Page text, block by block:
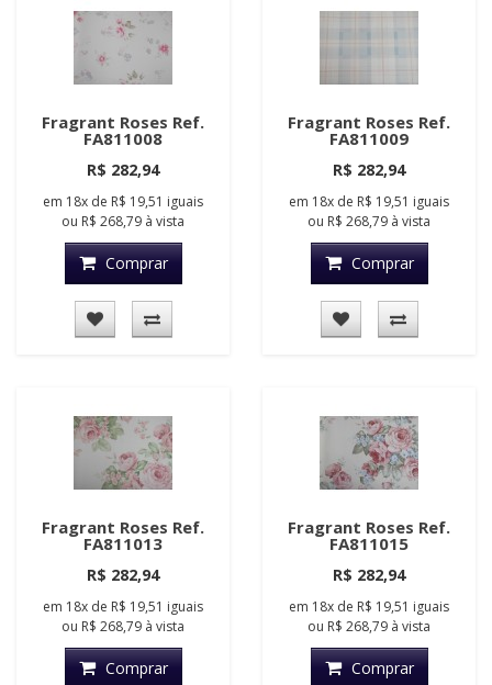
Fragrant Roses Ref.
FA811008
R$ 282,94
em 18x de R$ 19,51 iguais
ou R$ 268,79 à vista
Comprar
Fragrant Roses Ref.
FA811009
R$ 282,94
em 18x de R$ 19,51 iguais
ou R$ 268,79 à vista
Comprar
Fragrant Roses Ref.
FA811013
R$ 282,94
em 18x de R$ 19,51 iguais
ou R$ 268,79 à vista
Comprar
Fragrant Roses Ref.
FA811015
R$ 282,94
em 18x de R$ 19,51 iguais
ou R$ 268,79 à vista
Comprar